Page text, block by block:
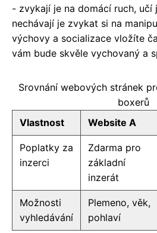
- zvykají je na domácí ruch, učí
nechávají je zvykat si na
výchovy a socializace vložíte
vám bude skvěle vychovaný a
Srovnání webových stránek
boxerů
Vlastnost
Website A
Poplatky za
inzerci
Zdarma pro
základní
inzerát
Možnosti
vyhledávání
Plemeno, věk,
pohlaví